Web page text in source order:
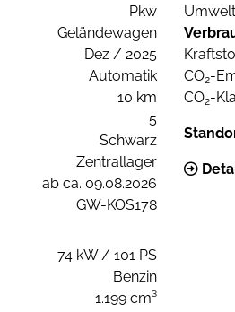
Pkw
Geländewagen
Dez / 2025
Automatik
10 km
5
Schwarz
Zentrallager
ab ca. 09.08.2026
GW-KOS178
74 kW / 101 PS
Benzin
1.199 cm³
CO2-
CO2-